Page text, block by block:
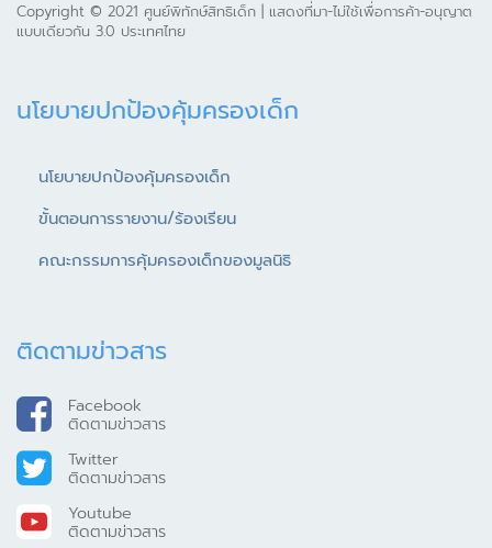
Copyright © 2021 ศูนย์พิทักษ์สิทธิเด็ก | แสดงที่มา-ไม่ใช้เพื่อการค้า-อนุญาต
แบบเดียวกัน 3.0 ประเทศไทย
นโยบายปกป้องคุ้มครองเด็ก
นโยบายปกป้องคุ้มครองเด็ก
ขั้นตอนการรายงาน/ร้องเรียน
คณะกรรมการคุ้มครองเด็กของมูลนิธิ
ติดตามข่าวสาร
Facebook
ติดตามข่าวสาร
Twitter
ติดตามข่าวสาร
Youtube
ติดตามข่าวสาร